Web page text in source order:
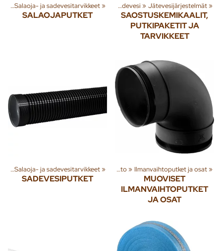
‪»Salaoja- ja sadevesitarvikkeet‪»
SALAOJAPUTKET
ja tuotteita‪»Rakenna‪» Jäte- ja sadevesi ‪» Jätevesijärjestelmät‪»
SAOSTUSKEMIKAALIT,
PUTKIPAKETIT JA
TARVIKKEET
‪»Salaoja- ja sadevesitarvikkeet‪»
SADEVESIPUTKET
ja tuotteita‪»Rakenna‪» Ilmanvaihto‪» Ilmanvaihtoputket ja osat‪»
MUOVISET
ILMANVAIHTOPUTKET
JA OSAT